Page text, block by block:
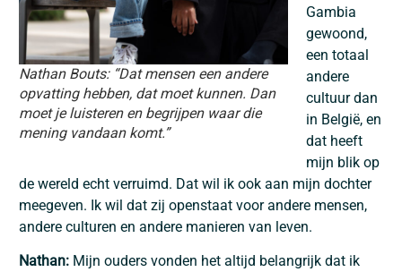
Nathan Bouts: “Dat mensen een andere
opvatting hebben, dat moet kunnen. Dan
moet je luisteren en begrijpen waar die
mening vandaan komt.”
Gambia
gewoond,
een totaal
andere
cultuur dan
in België, en
dat heeft
mijn blik op
de wereld echt verruimd. Dat wil ik ook aan mijn dochter
meegeven. Ik wil dat zij openstaat voor andere mensen,
andere culturen en andere manieren van leven.
Nathan: Mijn ouders vonden het altijd belangrijk dat ik